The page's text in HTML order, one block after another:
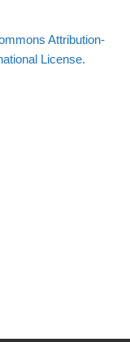
Attribution-
License.